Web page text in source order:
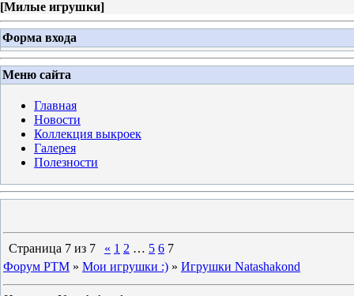
[Милые игрушки]
Форма входа
Меню сайта
Главная
Новости
Коллекция выкроек
Галерея
Полезности
Страница 7 из 7 « 1 2 … 5 6 7
Форум PTM » Мои игрушки :) » Игрушки Natashakond